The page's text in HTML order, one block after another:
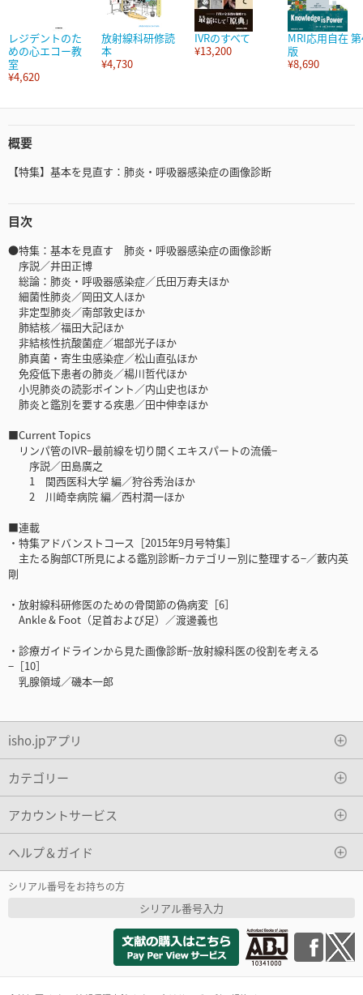
レジデントのた
めの心エコー教
室
¥4,620
放射線科研修読
本
¥4,730
IVRのすべて
¥13,200
MRI応用自在
版
¥8,690
概要
【特集】基本を見直す：肺炎・呼吸器感染症の画像診断
目次
●特集：基本を見直す 肺炎・呼吸器感染症の画像診断
序説／井田正博
総論：肺炎・呼吸器感染症／氏田万寿夫ほか
細菌性肺炎／岡田文人ほか
非定型肺炎／南部敦史ほか
肺結核／福田大記ほか
非結核性抗酸菌症／堀部光子ほか
肺真菌・寄生虫感染症／松山直弘ほか
免疫低下患者の肺炎／楊川哲代ほか
小児肺炎の読影ポイント／内山史也ほか
肺炎と鑑別を要する疾患／田中伸幸ほか
■Current Topics
リンパ管のIVR−最前線を切り開くエキスパートの流儀−
序説／田島廣之
1 関西医科大学 編／狩谷秀治ほか
2 川崎幸病院 編／西村潤一ほか
■連載
・特集アドバンストコース［2015年9月号特集］
主たる胸部CT所見による鑑別診断−カテゴリー別に整理する−／藪内英
剛
・放射線科研修医のための骨関節の偽病変［6］
Ankle & Foot（足首および足）／渡邊義也
・診療ガイドラインから見た画像診断−放射線科医の役割を考える
−［10］
乳腺領域／磯本一郎
isho.jpアプリ
カテゴリー
アカウントサービス
ヘルプ＆ガイド
シリアル番号をお持ちの方
シリアル番号入力